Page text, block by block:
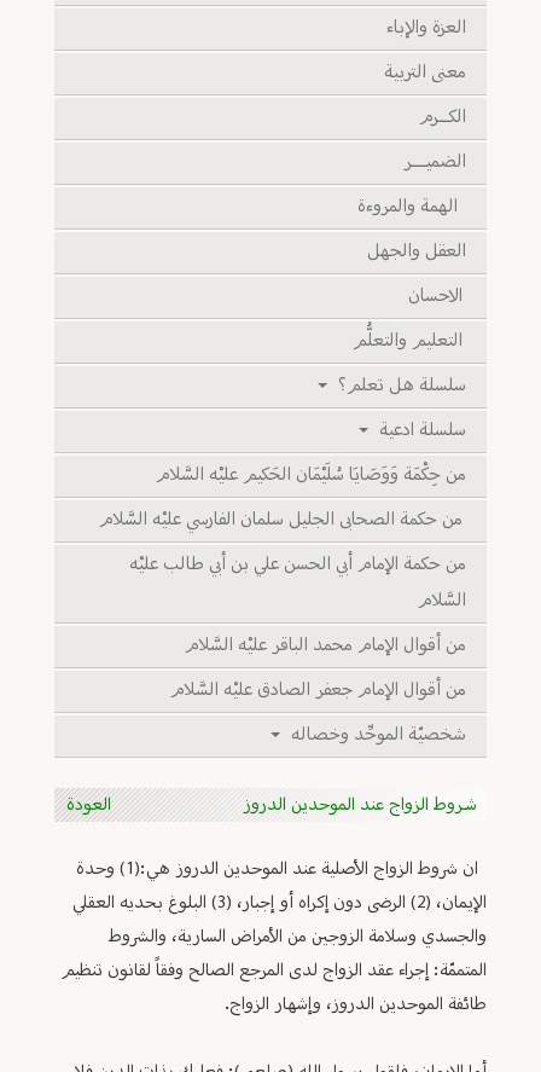
العزة والإباء
معنى التربية
الكـــرم
الضميــــر
الهمة والمروءة
العقل والجهل
الاحسان
التعليم والتعلُّم
سلسلة هل تعلم؟
سلسلة ادعية
من حِكْمَة وَوَصَايَا سُلَيْمَان الحَكيم عليْه السَّلام
من حكمة الصحابى الجليل سلمان الفارسي عليْه السَّلام
من حكمة الإمام أبي الحسن علي بن أبي طالب عليْه
السَّلام
من أقوال الإمام محمد الباقر عليْه السَّلام
من أقوال الإمام جعفر الصادق عليْه السَّلام
شخصيّة الموحِّد وخصاله
شـروط الزواج عند الموحدين الدروز العودة
ان شروط الزواج الأصلية عند الموحدين الدروز هي:(1) وحدة
الإيمان، (2) الرضى دون إكراه أو إجبار، (3) البلوغ بحديه العقلي
والجسدي وسلامة الزوجين من الأمراض السارية، والشروط
المتممّة: إجراء عقد الزواج لدى المرجع الصالح وفقاً لقانون تنظيم
طائفة الموحدين الدروز، وإشهار الزواج.